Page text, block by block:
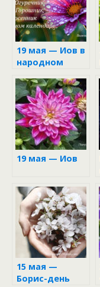
19 мая — Иов в
народном
19 мая — Иов
15 мая —
Борис-день